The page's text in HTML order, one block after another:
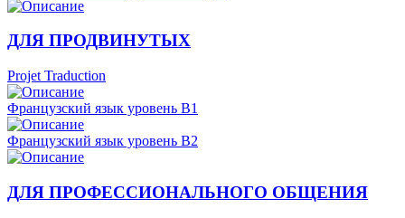
ДЛЯ ПРОДВИНУТЫХ
Projet Traduction
Французский язык уровень B1
Французский язык уровень В2
ДЛЯ ПРОФЕССИОНАЛЬНОГО ОБЩЕНИЯ